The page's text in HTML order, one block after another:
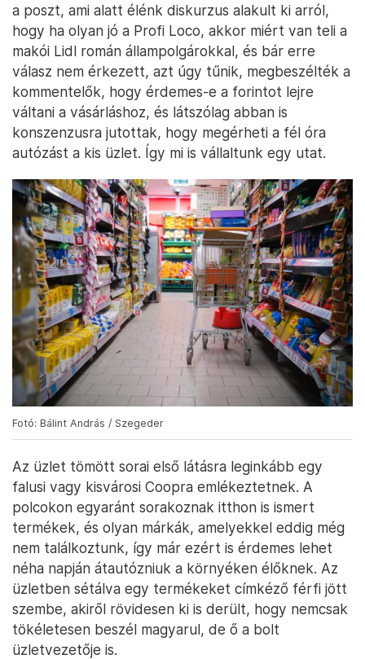
a poszt, ami alatt élénk diskurzus alakult ki arról,
hogy ha olyan jó a Profi Loco, akkor miért van teli a
makói Lidl román állampolgárokkal, és bár erre
válasz nem érkezett, azt úgy tűnik, megbeszélték a
kommentelők, hogy érdemes-e a forintot lejre
váltani a vásárláshoz, és látszólag abban is
konszenzusra jutottak, hogy megérheti a fél óra
autózást a kis üzlet. Így mi is vállaltunk egy utat.
Fotó: Bálint András / Szegeder
Az üzlet tömött sorai első látásra leginkább egy
falusi vagy kisvárosi Coopra emlékeztetnek. A
polcokon egyaránt sorakoznak itthon is ismert
termékek, és olyan márkák, amelyekkel eddig még
nem találkoztunk, így már ezért is érdemes lehet
néha napján átautózniuk a környéken élőknek. Az
üzletben sétálva egy termékeket címkéző férfi jött
szembe, akiről rövidesen ki is derült, hogy nemcsak
tökéletesen beszél magyarul, de ő a bolt
üzletvezetője is.